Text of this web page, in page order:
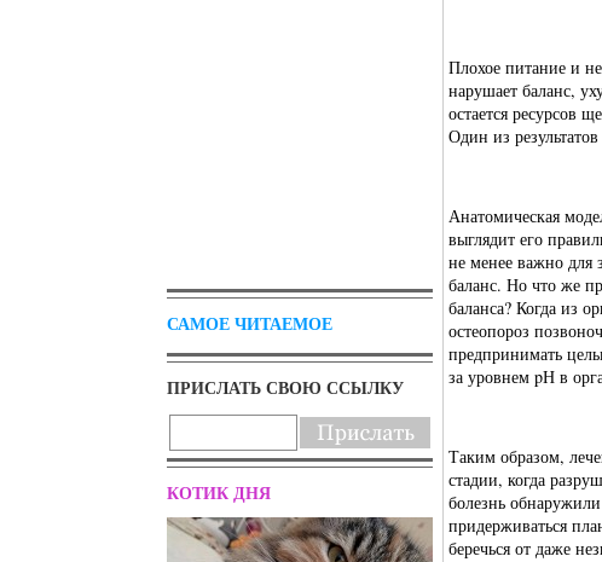
САМОЕ ЧИТАЕМОЕ
ПРИСЛАТЬ СВОЮ ССЫЛКУ
КОТИК ДНЯ
Плохое питание и
нарушает баланс,
остается ресурсов
Один из
Анатомическая
выглядит его
не менее важно для
баланс. Но что же
баланса? Когда из
остеопороз
предпринимать
за уровнем pН в
Таким образом,
стадии, когда
болезнь
придерживаться
беречься от даже